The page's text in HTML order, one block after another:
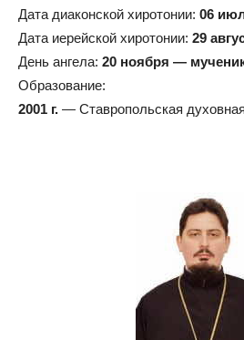
Дата диаконской хиротонии: 06
Дата иерейской хиротонии: 29
День ангела: 20 ноября —
Образование:
2001 г. — Ставропольская